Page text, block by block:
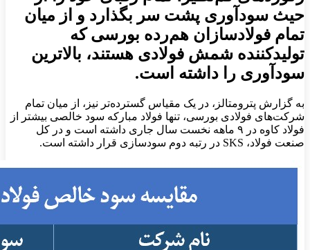
حیث سودآوری پشت سر بگذارد و از میان
تمام فولادسازان هم‌رده بورسی که
تولیدکننده شمش فولادی هستند، بالاترین
سودآوری را داشته است.
به گزارش پترومتالز، در یک مقیاس گسترده‌تر نیز، از میان تمام
شرکت‌های فولادی بورسی، تنها فولاد مبارکه سود خالصی بیشتر از
فولاد کاوه در ۹ ماهه نخست سال جاری داشته است و در کل
صنعت فولاد، SKS در رتبه دوم سودسازی قرار داشته است.